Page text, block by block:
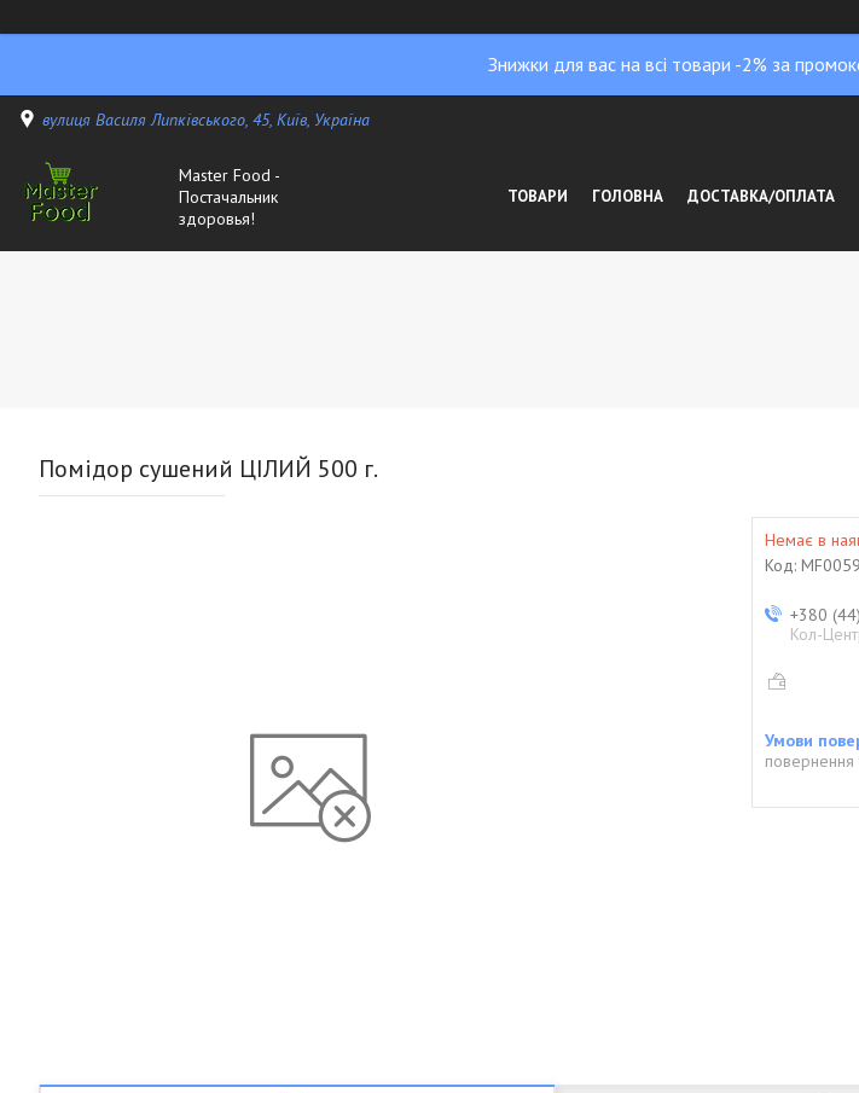
Знижки для вас на всі товари -2% за
вулиця Василя Липківського, 45, Київ, Україна
Master Food -
Постачальник
здоровья!
ТОВАРИ ГОЛОВНА ДОСТАВКА/ОПЛАТА
Помідор сушений ЦІЛИЙ 500 г.
Немає в
Код:
+380
Кол-
повернення